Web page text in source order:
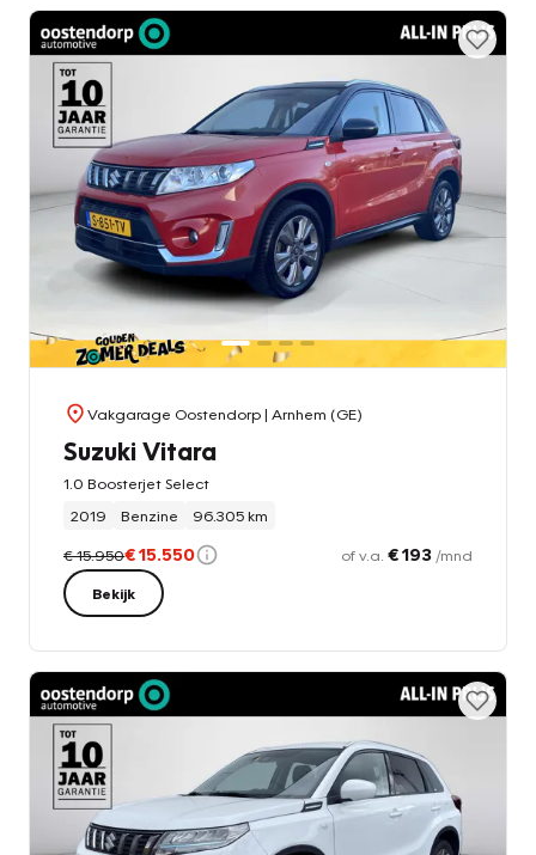
Vakgarage Oostendorp| Arnhem (GE)
Suzuki Vitara
1.0 Boosterjet Select
2019
Benzine 96.305 km
€ 15.950€ 15.550 of v.a. € 193 /mnd
Bekijk